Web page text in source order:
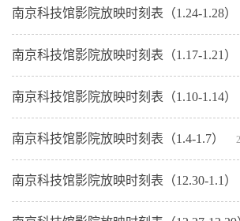
南京科技馆影院放映时刻表（1.24-1.28）
南京科技馆影院放映时刻表（1.17-1.21）
南京科技馆影院放映时刻表（1.10-1.14）
南京科技馆影院放映时刻表（1.4-1.7）
南京科技馆影院放映时刻表（12.30-1.1）